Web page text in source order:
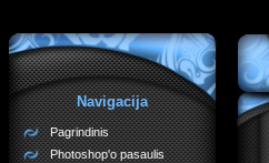
Navigacija
Pagrindinis
Photoshop'o pasaulis